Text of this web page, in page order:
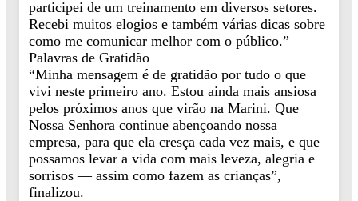
participei de um treinamento em diversos setores.
Recebi muitos elogios e também várias dicas sobre
como me comunicar melhor com o público.”
Palavras de Gratidão
“Minha mensagem é de gratidão por tudo o que
vivi neste primeiro ano. Estou ainda mais ansiosa
pelos próximos anos que virão na Marini. Que
Nossa Senhora continue abençoando nossa
empresa, para que ela cresça cada vez mais, e que
possamos levar a vida com mais leveza, alegria e
sorrisos — assim como fazem as crianças”,
finalizou.